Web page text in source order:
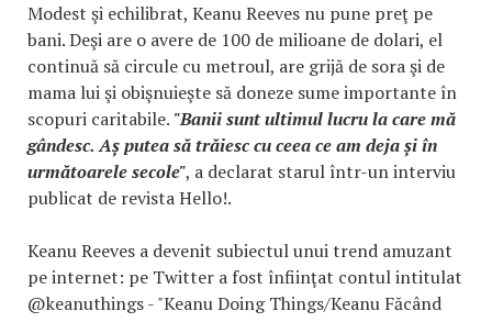
Modest şi echilibrat, Keanu Reeves nu pune preţ pe
bani. Deşi are o avere de 100 de milioane de dolari, el
continuă să circule cu metroul, are grijă de sora şi de
mama lui şi obişnuieşte să doneze sume importante în
scopuri caritabile. "Banii sunt ultimul lucru la care mă
gândesc. Aș putea să trăiesc cu ceea ce am deja și în
următoarele secole", a declarat starul într-un interviu
publicat de revista Hello!.
Keanu Reeves a devenit subiectul unui trend amuzant
pe internet: pe Twitter a fost înfiinţat contul intitulat
@keanuthings - "Keanu Doing Things/Keanu Făcând